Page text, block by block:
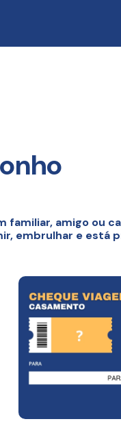
amigo ou
embrulhar e está